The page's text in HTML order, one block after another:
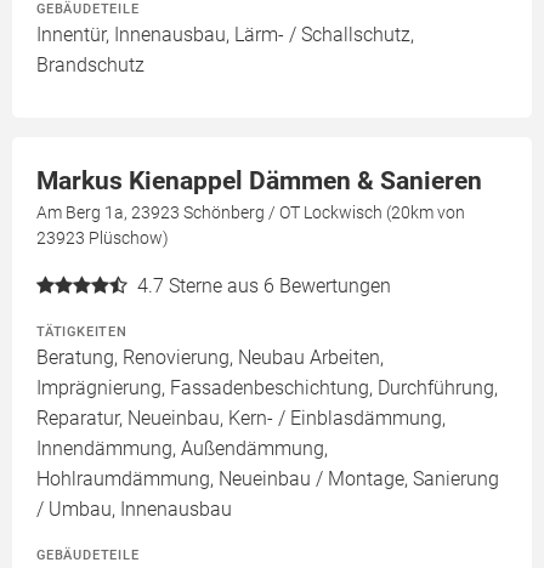
GEBÄUDETEILE
Innentür, Innenausbau, Lärm- / Schallschutz,
Brandschutz
Markus Kienappel Dämmen & Sanieren
Am Berg 1a, 23923 Schönberg / OT Lockwisch (20km von
23923 Plüschow)
4.7 Sterne aus 6 Bewertungen
TÄTIGKEITEN
Beratung, Renovierung, Neubau Arbeiten,
Imprägnierung, Fassadenbeschichtung, Durchführung,
Reparatur, Neueinbau, Kern- / Einblasdämmung,
Innendämmung, Außendämmung,
Hohlraumdämmung, Neueinbau / Montage, Sanierung
/ Umbau, Innenausbau
GEBÄUDETEILE